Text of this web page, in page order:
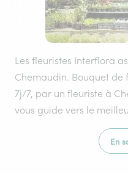
Les fleuristes Interflora
Chemaudin. Bouquet de
7j/7, par un fleuriste à
vous guide vers le
En